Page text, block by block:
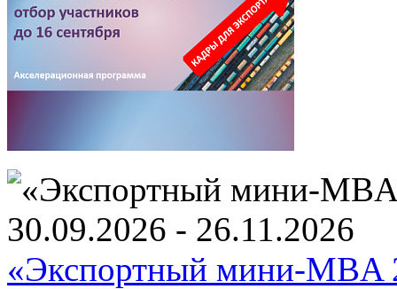
30.09.2026 - 26.11.2026
«Экспортный мини-MBA